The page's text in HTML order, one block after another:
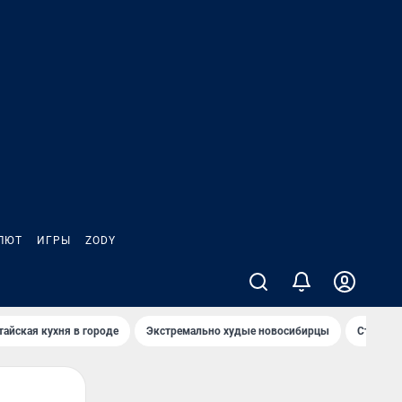
ИГРЫ ZODY
кухня в городе Экстремально худые новосибирцы Старт